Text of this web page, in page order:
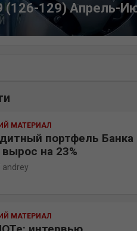
(126-129) Апрель-
МАТЕРИАЛ
портфель Банка
на 23%
andrey
МАТЕРИАЛ